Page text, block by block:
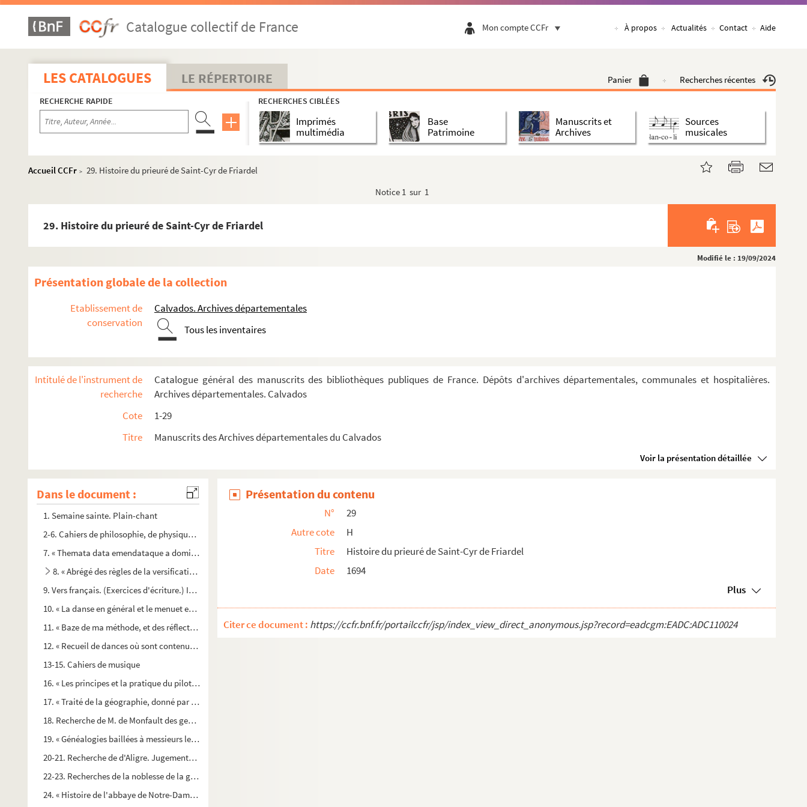
Catalogue collectif de France Mon compte CCFr À propos Actualités Contact Aide
LES CATALOGUES LE RÉPERTOIRE Panier Recherches récentes
RECHERCHE RAPIDE RECHERCHES CIBLÉES
Imprimés
multimédia
Base
Patrimoine
Manuscrits et
Archives
Sources
musicales
Accueil CCFr > 29. Histoire du prieuré de Saint-Cyr de Friardel
Notice 1 sur 1
29. Histoire du prieuré de Saint-Cyr de Friardel
Modifié le : 19/09/2024
Présentation globale de la collection
Etablissement de
conservation
Calvados. Archives départementales
Tous les inventaires
Intitulé de l'instrument de
recherche
Catalogue général des manuscrits des bibliothèques publiques de France. Dépôts d'archives départementales, communales et hospitalières.
Archives départementales. Calvados
Cote
1-29
Titre
Manuscrits des Archives départementales du Calvados
Voir la présentation détaillée
Dans le document :
1. Semaine sainte. Plain-chant
2-6. Cahiers de philosophie, de physique et de rhétorique. « Joannes Lemercier, philosophus Viraeus » (de...
7. « Themata data emendataque a domino Huet. Franciscus Delauney »
8. « Abrégé des règles de la versification françoise, par monsieur Restaut, avocat au Parlement et aux ...
9. Vers français. (Exercices d'écriture.) Incipit
10. « La danse en général et le menuet en particulier, avec une reigle en abrégé pour bien danser toutes...
11. « Baze de ma méthode, et des réflections concernant la danse »
12. « Recueil de dances où sont contenues la poitevine, la modène, la bourée nouvelle, le charmant vainq...
13-15. Cahiers de musique
16. « Les principes et la pratique du pilotage, par le P. Mahodeau, Jésuite »
17. « Traité de la géographie, donné par M. l'abbé Hardouin, professeur de seconde au collége des Arts, ...
18. Recherche de M. de Monfault des gentilshommes de Normandie. 1463 et 1464. — État des anoblis de la p...
19. « Généalogies baillées à messieurs les commissaires du régallement des tailles de ceux qui se préten...
20-21. Recherche de d'Aligre. Jugements rendus par Étienne d'Aligre, sieur de la Rivière, et Jean Cardinet,...
22-23. Recherches de la noblesse de la généralité de Caen, par Chamillart. 1666. — État des anoblis depuis ...
24. « Histoire de l'abbaye de Notre-Dame d'Aunay »
Présentation du contenu
N°
29
Autre cote
H
Titre
Histoire du prieuré de Saint-Cyr de Friardel
Date
1694
Plus
Citer ce document : https://ccfr.bnf.fr/portailccfr/jsp/index_view_direct_anonymous.jsp?record=eadcgm:EADC:ADC110024